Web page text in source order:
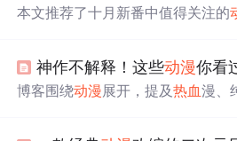
本文推荐了十月新番中值得关注的
涵盖了沙雕、热血 、侦探、恋爱等
神作不解释！这些动漫你看
博客围绕动漫展开，提及热血漫、